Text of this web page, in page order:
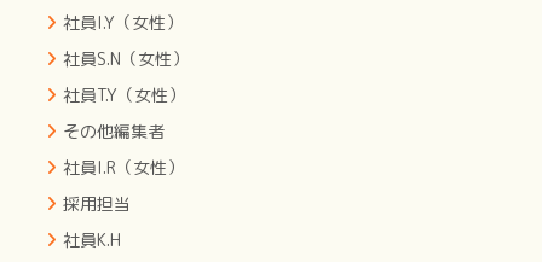
社員I.Y（女性）
社員S.N（女性）
社員T.Y（女性）
その他編集者
社員I.R（女性）
採用担当
社員K.H